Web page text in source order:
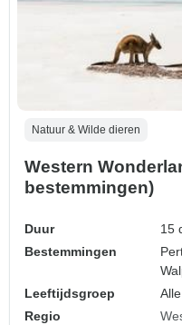
Natuur & Wilde dieren
Western
bestemmingen)
Duur
15
Bestemmingen
Leeftijdsgroep
Regio